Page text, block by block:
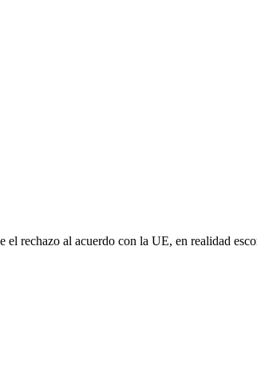
rechazo al acuerdo con la UE, en realidad